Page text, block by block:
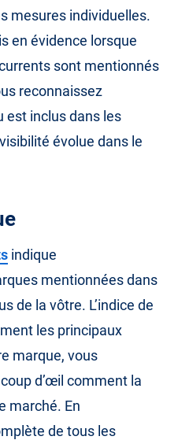
mesures individuelles.
en évidence lorsque
sont mentionnés
reconnaissez
est inclus dans les
évolue dans le
indique
mentionnées dans
de la vôtre. L’indice de
les principaux
marque, vous
d’œil comment la
marché. En
de tous les